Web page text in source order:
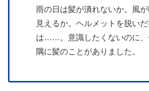
雨の日は髪が潰れないか。風
見えるか。ヘルメットを脱い
は……。意識したくないのに、
隅に髪のことがありました。